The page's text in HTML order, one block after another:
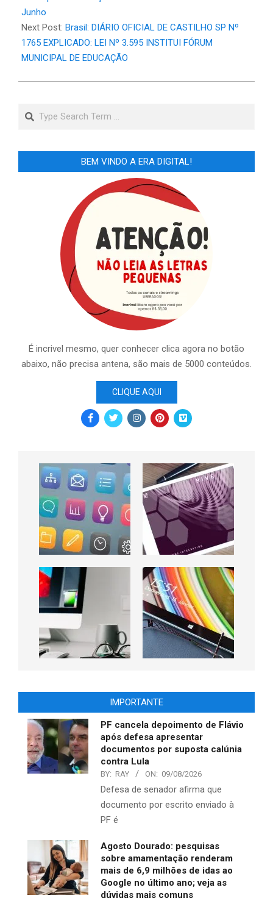
Junho
Next Post: Brasil: DIÁRIO OFICIAL DE CASTILHO SP Nº
1765 EXPLICADO: LEI Nº 3.595 INSTITUI FÓRUM
MUNICIPAL DE EDUCAÇÃO
BEM VINDO A ERA DIGITAL!
É incrivel mesmo, quer conhecer clica agora no botão
abaixo, não precisa antena, são mais de 5000 conteúdos.
CLIQUE AQUI
IMPORTANTE
PF cancela depoimento de Flávio
após defesa apresentar
documentos por suposta calúnia
contra Lula
BY: RAY ON: 09/08/2026
Defesa de senador afirma que
documento por escrito enviado à
PF é
Agosto Dourado: pesquisas
sobre amamentação renderam
mais de 6,9 milhões de idas ao
Google no último ano; veja as
dúvidas mais comuns